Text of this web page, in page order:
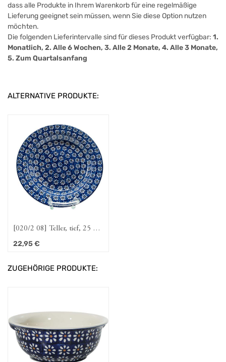
dass alle Produkte in Ihrem Warenkorb für eine regelmäßige
Lieferung geeignet sein müssen, wenn Sie diese Option nutzen
möchten.
Die folgenden Lieferintervalle sind für dieses Produkt verfügbar: 1.
Monatlich, 2. Alle 6 Wochen, 3. Alle 2 Monate, 4. Alle 3 Monate,
5. Zum Quartalsanfang
ALTERNATIVE PRODUKTE:
[020/2 08] Teller, tief, 25 cm
"Dattein"
22,95€
ZUGEHÖRIGE PRODUKTE: